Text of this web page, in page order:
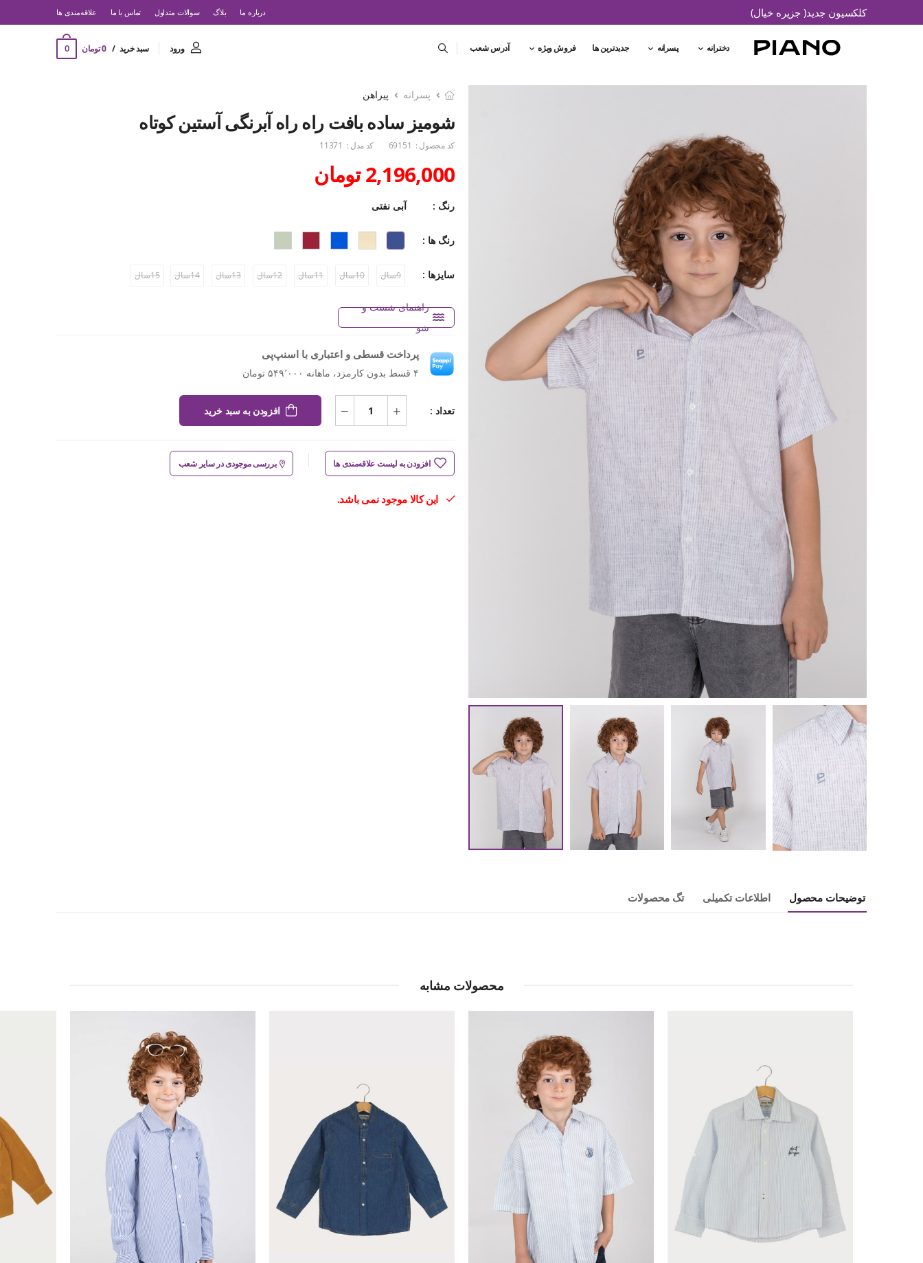
کلکسیون جدید( جزیره خیال) درباره ما بلاگ سوالات متداول تماس با ما ‌علاقه‌مندی ها
دخترانه پسرانه جدیدترین ها فروش ویژه آدرس شعب ورود سبد خرید 0 تومان 0
پسرانه پیراهن
شومیز ساده بافت راه راه آبرنگی آستین کوتاه
کد محصول : 69151 کد مدل : 11371
2,196,000 تومان
رنگ : آبی نفتی
رنگ ها :
سایزها : 9سال 10سال 11سال 12سال 13سال 14سال 15سال
راهنمای شست و
شو
پرداخت قسطی و اعتباری با اسنپ‌پی
۴ قسط بدون کارمزد، ماهانه ۵۴۹٬۰۰۰ تومان
تعداد : افزودن به سبد خرید
افزودن به لیست علاقه‌مندی ها بررسی موجودی در سایر شعب
این کالا موجود نمی باشد.
توضیحات محصول اطلاعات تکمیلی تگ محصولات
محصولات مشابه